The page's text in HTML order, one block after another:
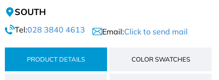
SOUTH
Tel:028 3840 4613 Email:Click to send mail
PRODUCT DETAILS COLOR SWATCHES